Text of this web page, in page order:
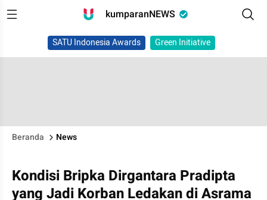
kumparanNEWS
SATU Indonesia Awards Green Initiative
Beranda News
Kondisi Bripka Dirgantara Pradipta
yang Jadi Korban Ledakan di Asrama